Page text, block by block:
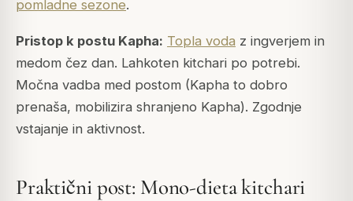
pomladne sezone.
Pristop k postu Kapha: Topla voda z ingverjem in
medom čez dan. Lahkoten kitchari po potrebi.
Močna vadba med postom (Kapha to dobro
prenaša, mobilizira shranjeno Kapha). Zgodnje
vstajanje in aktivnost.
Praktični post: Mono-dieta kitchari